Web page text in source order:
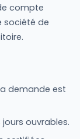
compte
société de
demande est
ouvrables.